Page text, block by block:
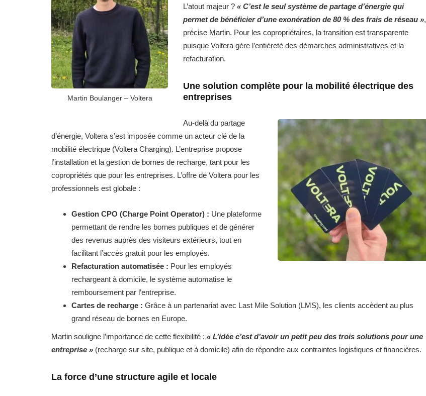
Martin Boulanger – Voltera
L’atout majeur ? « C’est le seul système de partage d’énergie qui
permet de bénéficier d’une exonération de 80 % des frais de réseau »,
précise Martin. Pour les copropriétaires, la transition est transparente
puisque Voltera gère l’entièreté des démarches administratives et la
refacturation.
Une solution complète pour la mobilité électrique des
entreprises
Au-delà du partage
d’énergie, Voltera s’est imposée comme un acteur clé de la
mobilité électrique (Voltera Charging). L’entreprise propose
l’installation et la gestion de bornes de recharge, tant pour les
copropriétés que pour les entreprises. L’offre de Voltera pour les
professionnels est globale :
Gestion CPO (Charge Point Operator) : Une plateforme
permettant de rendre les bornes publiques et de générer
des revenus auprès des visiteurs extérieurs, tout en
facilitant l’accès gratuit pour les employés.
Refacturation automatisée : Pour les employés
rechargeant à domicile, le système automatise le
remboursement par l’entreprise.
Cartes de recharge : Grâce à un partenariat avec Last Mile Solution (LMS), les clients accèdent au plus
grand réseau de bornes en Europe.
Martin souligne l’importance de cette flexibilité : « L’idée c’est d’avoir un petit peu des trois solutions pour une
entreprise » (recharge sur site, publique et à domicile) afin de répondre aux contraintes logistiques et financières.
La force d’une structure agile et locale